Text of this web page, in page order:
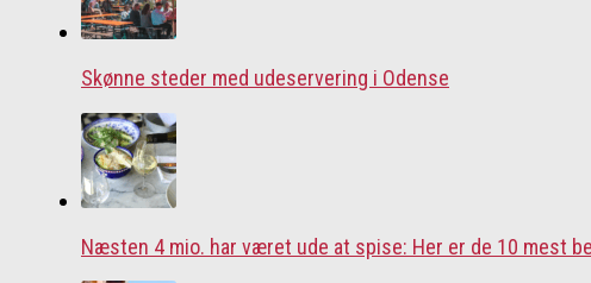
Skønne steder med udeservering i Odense
Næsten 4 mio. har været ude at spise: Her er de 10 mest